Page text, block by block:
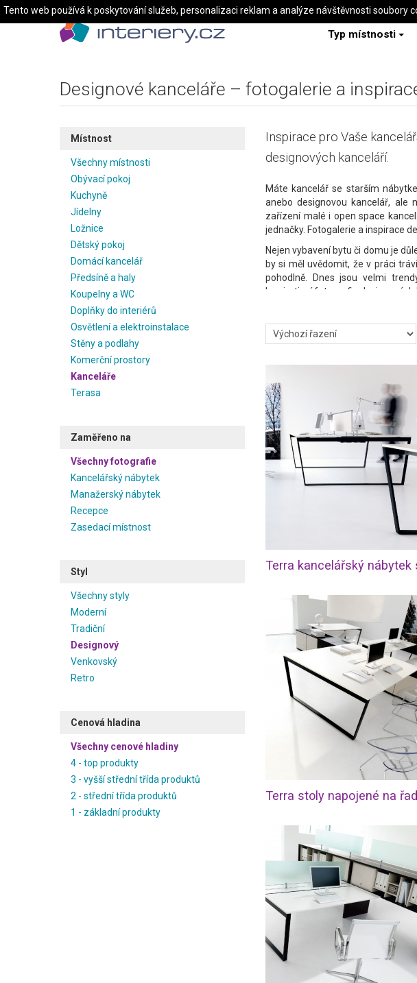
Typ místnosti
Designové kanceláře – fotogalerie a
Místnost
Všechny místnosti
Obývací pokoj
Kuchyně
Jídelny
Ložnice
Dětský pokoj
Domácí kancelář
Předsíně a haly
Koupelny a WC
Doplňky do interiérů
Osvětlení a elektroinstalace
Stěny a podlahy
Komerční prostory
Kanceláře
Terasa
Zaměřeno na
Všechny fotografie
Kancelářský nábytek
Manažerský nábytek
Recepce
Zasedací místnost
Styl
Všechny styly
Moderní
Tradiční
Designový
Venkovský
Retro
Cenová hladina
Všechny cenové hladiny
4 - top produkty
3 - vyšší střední třída produktů
2 - střední třída produktů
1 - základní produkty
Inspirace pro Vaše
designových kanceláří.
Máte kancelář se starším
anebo designovou kancelář, ale
zařízení malé i open space
jednačky. Fotogalerie a inspirace
Nejen vybavení bytu či domu je
by si měl uvědomit, že v práci
pohodlně. Dnes jsou velmi
Inspirativní fotografie
kreativním oboru, bude se vám
oborech kde je zapotřebí kultura
Inspirujte se a zvelebte si své
manažerskou kancelář, tak i pro
bude kancelář vybavena, a máte
Vaše klienty.
Tento web používá k poskytování služeb, personalizaci reklam a analýze návštěvnosti soubory